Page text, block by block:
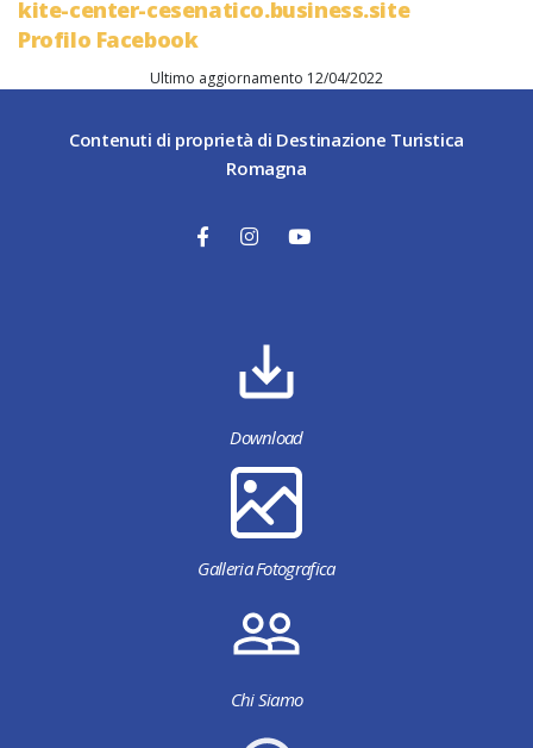
kite-center-cesenatico.business.site
Profilo Facebook
Ultimo aggiornamento 12/04/2022
Contenuti di proprietà di Destinazione Turistica
Romagna
Download
Galleria Fotografica
Chi Siamo